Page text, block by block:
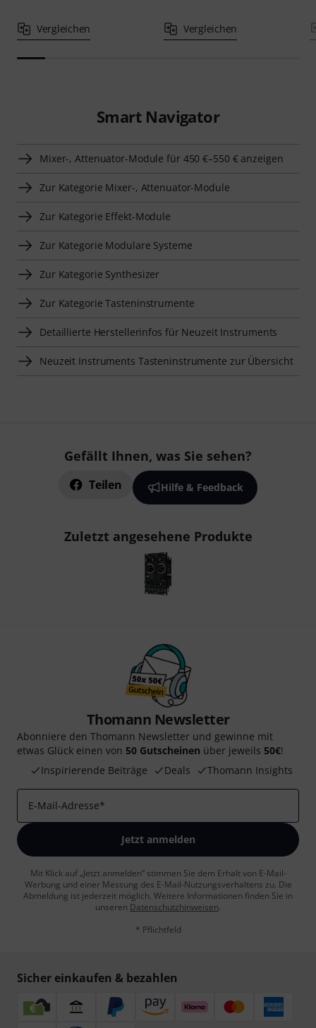
Vergleichen Vergleichen
Smart Navigator
Mixer-, Attenuator-Module für 450 €–550 € anzeigen
Zur Kategorie Mixer-, Attenuator-Module
Zur Kategorie Effekt-Module
Zur Kategorie Modulare Systeme
Zur Kategorie Synthesizer
Zur Kategorie Tasteninstrumente
Detaillierte Herstellerinfos für Neuzeit Instruments
Neuzeit Instruments Tasteninstrumente zur Übersicht
Gefällt Ihnen, was Sie sehen?
Teilen Hilfe & Feedback
Zuletzt angesehene Produkte
Thomann Newsletter
Abonniere den Thomann Newsletter und gewinne mit
etwas Glück einen von 50 Gutscheinen über jeweils 50€!
Inspirierende Beiträge
Deals Thomann Insights
E-Mail-Adresse*
Jetzt anmelden
Mit Klick auf „Jetzt anmelden“ stimmen Sie dem Erhalt von E-Mail-
Werbung und einer Messung des E-Mail-Nutzungsverhaltens zu. Die
Abmeldung ist jederzeit möglich. Weitere Informationen finden Sie in
unseren Datenschutzhinweisen.
* Pflichtfeld
Sicher einkaufen & bezahlen